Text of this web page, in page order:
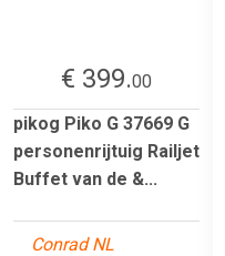
€ 399.00
pikog Piko G 37669 G
personenrijtuig Railjet
Buffet van de &...
Conrad NL